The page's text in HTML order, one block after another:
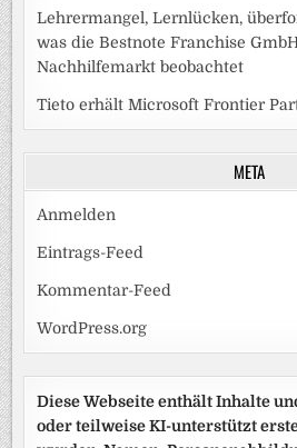
Lehrermangel, Lernlücken,
was die Bestnote Franchise
Nachhilfemarkt beobachtet
Tieto erhält Microsoft Frontier
META
Anmelden
Eintrags-Feed
Kommentar-Feed
WordPress.org
Diese Webseite enthält Inhalte
oder teilweise KI-unterstützt